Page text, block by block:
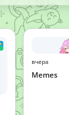
вчера
Memes